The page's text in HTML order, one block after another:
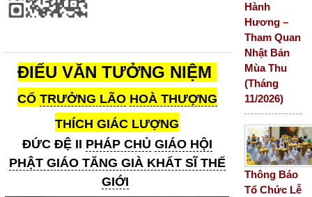
ĐIẾU VĂN TƯỞNG NIỆM
CỐ TRƯỞNG LÃO HOÀ THƯỢNG
THÍCH GIÁC LƯỢNG
ĐỨC ĐỆ II PHÁP CHỦ GIÁO HỘI
PHẬT GIÁO TĂNG GIÀ KHẤT SĨ THẾ
GIỚI
Hành
Hương –
Tham Quan
Nhật Bản
Mùa Thu
(Tháng
11/2026)
Thông Báo
Tổ Chức Lễ